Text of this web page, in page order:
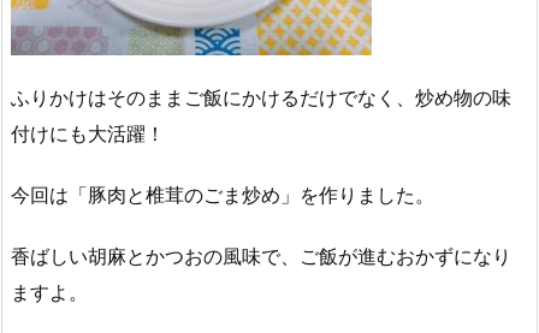
ふりかけはそのままご飯にかけるだけでなく、炒め物の味
付けにも大活躍！
今回は「豚肉と椎茸のごま炒め」を作りました。
香ばしい胡麻とかつおの風味で、ご飯が進むおかずになり
ますよ。